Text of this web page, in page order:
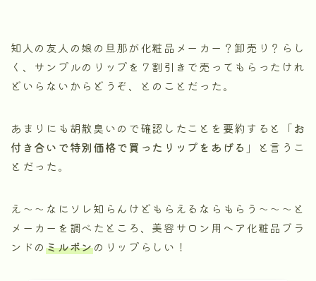
知人の友人の娘の旦那が化粧品メーカー？卸売り？らし
く、サンプルのリップを７割引きで売ってもらったけれ
どいらないからどうぞ、とのことだった。
あまりにも胡散臭いので確認したことを要約すると「お
付き合いで特別価格で買ったリップをあげる 」と言うこ
とだった。
え～～なにソレ知らんけどもらえるならもらう～～～と
メーカーを調べたところ、美容サロン用ヘア化粧品ブラ
ンドのミルボンのリップらしい！